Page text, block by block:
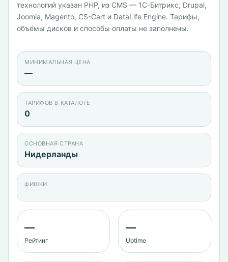
технологий указан PHP, из CMS — 1С-Битрикс, Drupal,
Joomla, Magento, CS-Cart и DataLife Engine. Тарифы,
объёмы дисков и способы оплаты не заполнены.
МИНИМАЛЬНАЯ ЦЕНА
—
ТАРИФОВ В КАТАЛОГЕ
0
ОСНОВНАЯ СТРАНА
Нидерланды
ФИШКИ
—
Рейтинг
—
Uptime